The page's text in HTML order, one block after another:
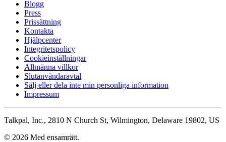
Blogg
Press
Prissättning
Kontakta
Hjälpcenter
Integritetspolicy
Cookieinställningar
Allmänna villkor
Slutanvändaravtal
Sälj eller dela inte min personliga information
Impressum
Talkpal, Inc., 2810 N Church St, Wilmington, Delaware 19802, US
© 2026 Med ensamrätt.